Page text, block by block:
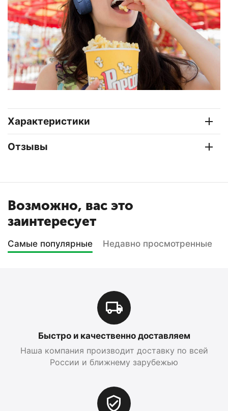
Характеристики
Отзывы
Возможно, вас это
заинтересует
Самые популярные Недавно просмотренные
Быстро и качественно доставляем
Наша компания производит доставку по всей
России и ближнему зарубежью